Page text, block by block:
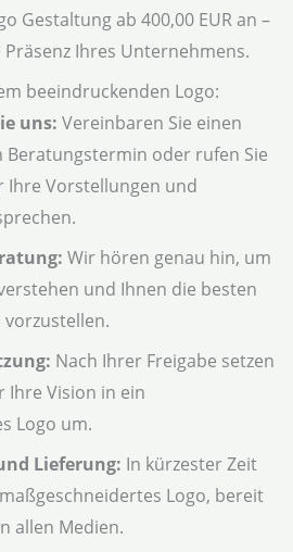
Gestaltung ab 400,00 EUR an –
Ihres Unternehmens.
beeindruckenden Logo:
uns: Vereinbaren Sie einen
oder rufen Sie
Ihre Vorstellungen und
Wir hören genau hin, um
und Ihnen die besten
Nach Ihrer Freigabe setzen
Ihre Vision in ein
Logo um.
Lieferung: In kürzester Zeit
Logo, bereit
allen Medien.